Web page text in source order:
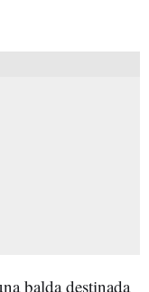
balda destinada